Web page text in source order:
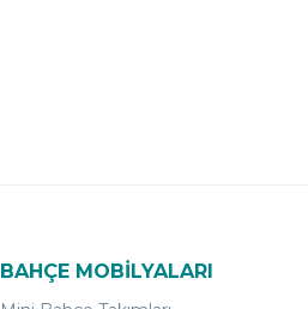
BAHÇE MOBİLYALARI